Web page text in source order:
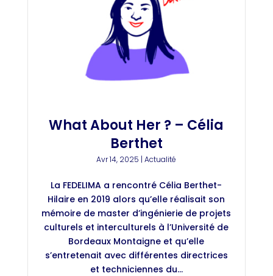
What About Her ? – Célia
Berthet
Avr 14, 2025 |Actualité
La FEDELIMA a rencontré Célia Berthet-
Hilaire en 2019 alors qu’elle réalisait son
mémoire de master d’ingénierie de projets
culturels et interculturels à l’Université de
Bordeaux Montaigne et qu’elle
s’entretenait avec différentes directrices
et techniciennes du...